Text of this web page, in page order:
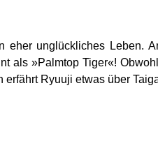
unglückliches Leben.
als »Palmtop Tiger«!
Ryuuji etwas über